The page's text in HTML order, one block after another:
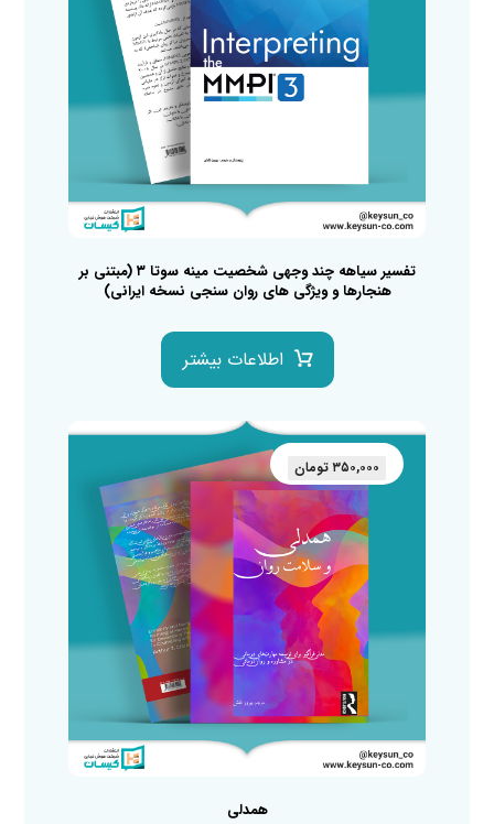
تفسیر سیاهه چند وجهی شخصیت مینه سوتا ۳ (مبتنی بر
هنجارها و ویژگی های روان سنجی نسخه ایرانی)
اطلاعات بیشتر
همدلی
۳۵۰,۰۰۰ تومان